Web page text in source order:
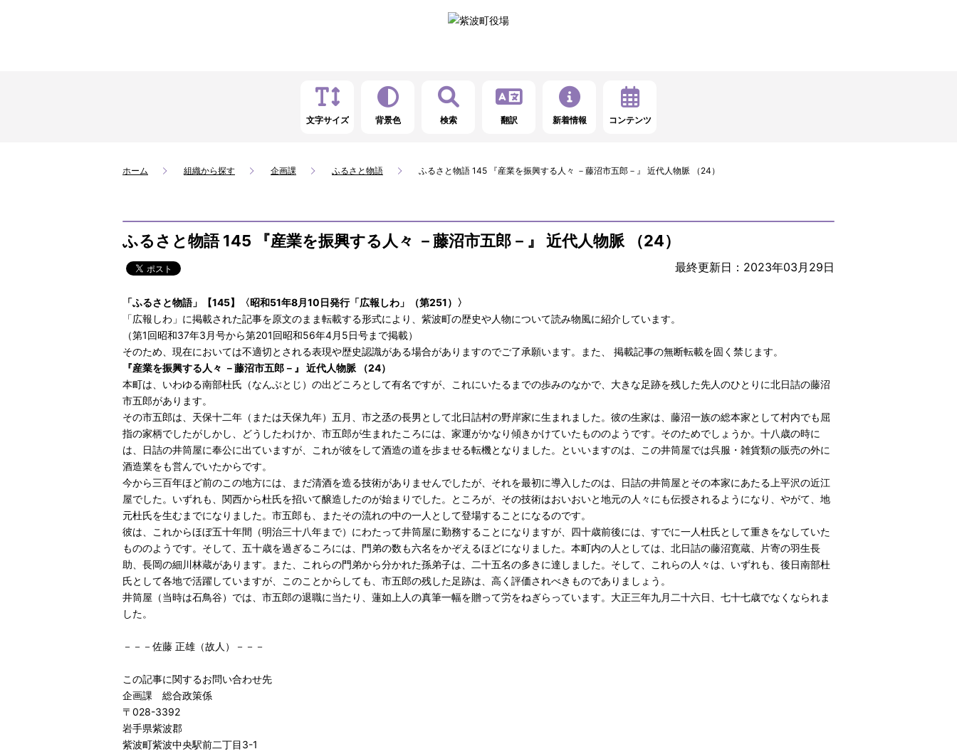
文字サイズ 背景色 検索 翻訳 新着情報 コンテンツ
ホーム 組織から探す 企画課 ふるさと物語 ふるさと物語 145 『産業を振興する人々 －藤沼市五郎－』 近代人物脈 （24）
ふるさと物語 145 『産業を振興する人々 －藤沼市五郎－』 近代人物脈 （24）
最終更新日：2023年03月29日
「ふるさと物語」【145】〈昭和51年8月10日発行「広報しわ」（第251）〉
「広報しわ」に掲載された記事を原文のまま転載する形式により、紫波町の歴史や人物について読み物風に紹介しています。
（第1回昭和37年3月号から第201回昭和56年4月5日号まで掲載）
そのため、現在においては不適切とされる表現や歴史認識がある場合がありますのでご了承願います。また、 掲載記事の無断転載を固く禁じます。
『産業を振興する人々 －藤沼市五郎－』 近代人物脈 （24）
本町は、いわゆる南部杜氏（なんぶとじ）の出どころとして有名ですが、これにいたるまでの歩みのなかで、大きな足跡を残した先人のひとりに北日詰の藤沼
市五郎があります。
その市五郎は、天保十二年（または天保九年）五月、市之丞の長男として北日詰村の野岸家に生まれました。彼の生家は、藤沼一族の総本家として村内でも屈
指の家柄でしたがしかし、どうしたわけか、市五郎が生まれたころには、家運がかなり傾きかけていたもののようです。そのためでしょうか。十八歳の時に
は、日詰の井筒屋に奉公に出ていますが、これが彼をして酒造の道を歩ませる転機となりました。といいますのは、この井筒屋では呉服・雑貨類の販売の外に
酒造業をも営んでいたからです。
今から三百年ほど前のこの地方には、まだ清酒を造る技術がありませんでしたが、それを最初に導入したのは、日詰の井筒屋とその本家にあたる上平沢の近江
屋でした。いずれも、関西から杜氏を招いて醸造したのが始まりでした。ところが、その技術はおいおいと地元の人々にも伝授されるようになり、やがて、地
元杜氏を生むまでになりました。市五郎も、またその流れの中の一人として登場することになるのです。
彼は、これからほぼ五十年間（明治三十八年まで）にわたって井筒屋に勤務することになりますが、四十歳前後には、すでに一人杜氏として重きをなしていた
もののようです。そして、五十歳を過ぎるころには、門弟の数も六名をかぞえるほどになりました。本町内の人としては、北日詰の藤沼寛蔵、片寄の羽生長
助、長岡の細川林蔵があります。また、これらの門弟から分かれた孫弟子は、二十五名の多きに達しました。そして、これらの人々は、いずれも、後日南部杜
氏として各地で活躍していますが、このことからしても、市五郎の残した足跡は、高く評価されべきものでありましょう。
井筒屋（当時は石鳥谷）では、市五郎の退職に当たり、蓮如上人の真筆一幅を贈って労をねぎらっています。大正三年九月二十六日、七十七歳でなくなられま
した。
－－－佐藤 正雄（故人）－－－
この記事に関するお問い合わせ先
企画課 総合政策係
〒028-3392
岩手県紫波郡
紫波町紫波中央駅前二丁目3-1